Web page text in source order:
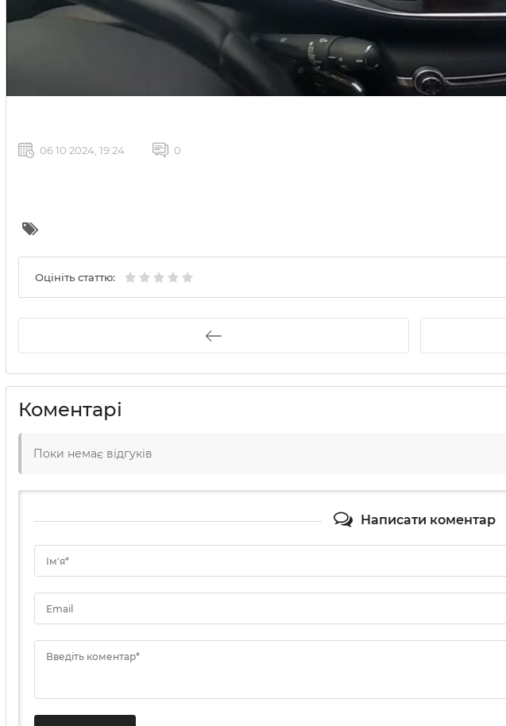
06 10 2024, 19:24 0
Оцініть статтю:
Коментарі
Поки немає відгуків
Написати коментар
Ім'я*
Email
Введіть коментар*